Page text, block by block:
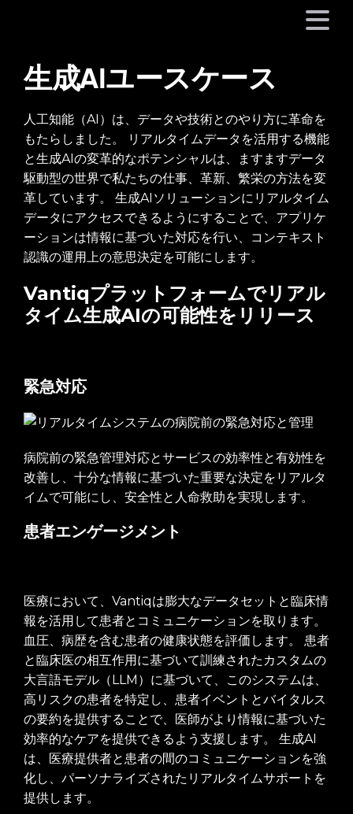
プラットフォーム
事業内容
パートナーシップ
お役立ち情報
言語
生成AIユースケース
人工知能（AI）は、データや技術とのやり方に革命を
もたらしました。 リアルタイムデータを活用する機能
と生成AIの変革的なポテンシャルは、ますますデータ
駆動型の世界で私たちの仕事、革新、繁栄の方法を変
革しています。 生成AIソリューションにリアルタイム
データにアクセスできるようにすることで、アプリケ
ーションは情報に基づいた対応を行い、コンテキスト
認識の運用上の意思決定を可能にします。
Vantiqプラットフォームでリアル
タイム生成AIの可能性をリリース
緊急対応
病院前の緊急管理対応とサービスの効率性と有効性を
改善し、十分な情報に基づいた重要な決定をリアルタ
イムで可能にし、安全性と人命救助を実現します。
患者エンゲージメント
医療において、Vantiqは膨大なデータセットと臨床情
報を活用して患者とコミュニケーションを取ります。
血圧、病歴を含む患者の健康状態を評価します。 患者
と臨床医の相互作用に基づいて訓練されたカスタムの
大言語モデル（LLM）に基づいて、このシステムは、
高リスクの患者を特定し、患者イベントとバイタルス
の要約を提供することで、医師がより情報に基づいた
効率的なケアを提供できるよう支援します。 生成AI
は、医療提供者と患者の間のコミュニケーションを強
化し、パーソナライズされたリアルタイムサポートを
提供します。